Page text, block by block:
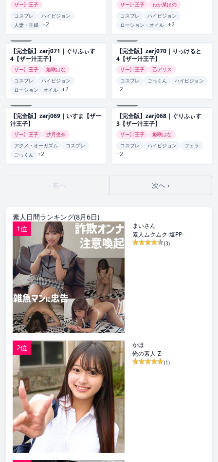
ザー汁王子
コスプレ
ハイビジョン
人妻・主婦 +2
ザー汁王子
わか菜ほの
コスプレ
ハイビジョン
ローション・オイル +2
【完全版】zarj071｜ぐりふぃす
4【ザー汁王子】
ザー汁王子
姫咲はな
コスプレ
ハイビジョン
ローション・オイル +2
【完全版】zarj070｜りっけると
4【ザー汁王子】
ザー汁王子
乙アリス
コスプレ
ごっくん ハイビジョン
+2
【完全版】zarj069｜いすま【ザー
汁王子】
ザー汁王子
沙月恵奈
アクメ・オーガズム
コスプレ
ごっくん
+2
【完全版】zarj068｜ぐりふぃす
3【ザー汁王子】
ザー汁王子
姫咲はな
コスプレ
ハイビジョン フェラ
+2
‹ 前へ 次へ ›
素人日間ランキング(8月6日)
1位
まいさん
素人ムクムク-塩PP-
(3)
2位
かほ
俺の素人-Z-
(1)